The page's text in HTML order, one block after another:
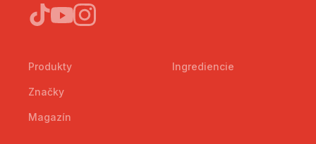
Produkty
Značky
Magazín
Ingrediencie